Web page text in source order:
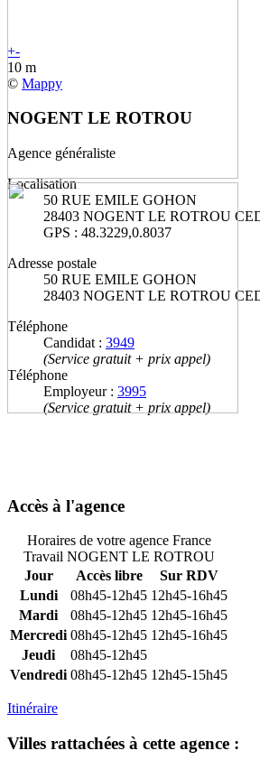
+-
10 m
© Mappy
NOGENT LE ROTROU
Agence généraliste
Localisation
50 RUE EMILE GOHON
28403 NOGENT LE ROTROU
GPS : 48.3229,0.8037
Adresse postale
50 RUE EMILE GOHON
28403 NOGENT LE ROTROU
Téléphone
Candidat : 3949
(Service gratuit + prix appel)
Téléphone
Employeur : 3995
(Service gratuit + prix appel)
Accès à l'agence
Horaires de votre agence France
Travail NOGENT LE ROTROU
Jour
Accès libre
Sur RDV
Lundi
08h45-12h45 12h45-16h45
Mardi
08h45-12h45 12h45-16h45
Mercredi 08h45-12h45 12h45-16h45
Jeudi
08h45-12h45
Vendredi 08h45-12h45 12h45-15h45
Itinéraire
Villes rattachées à cette agence :